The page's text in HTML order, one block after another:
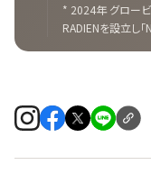
* 2024年 グロービ
RADIENを設立し「